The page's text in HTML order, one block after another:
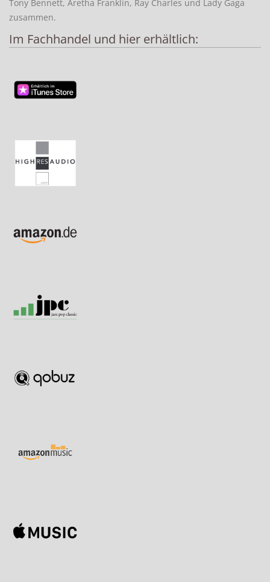
Tony Bennett, Aretha Franklin, Ray Charles und Lady Gaga
zusammen.
Im Fachhandel und hier erhältlich: